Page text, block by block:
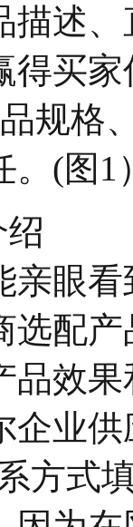
描述
得买家
规格
。(图1
亲眼
选配
品效
企业
方式